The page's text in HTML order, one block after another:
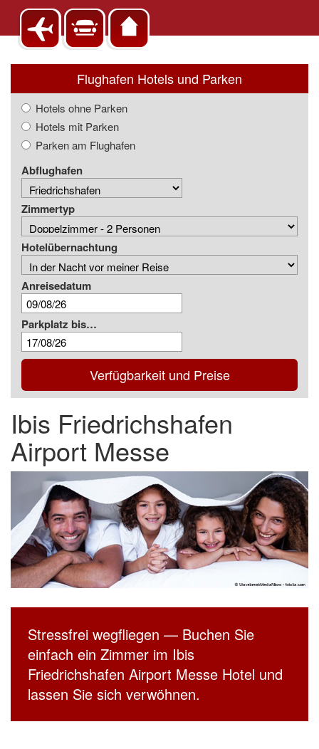
Flughafen Hotels und Parken
Hotels ohne Parken
Hotels mit Parken
Parken am Flughafen
Abflughafen
Zimmertyp
Hotelübernachtung
Anreisedatum
Parkplatz bis…
Verfügbarkeit und Preise
Ibis Friedrichshafen
Airport Messe
Stressfrei wegfliegen — Buchen Sie
einfach ein Zimmer im Ibis
Friedrichshafen Airport Messe Hotel und
lassen Sie sich verwöhnen.